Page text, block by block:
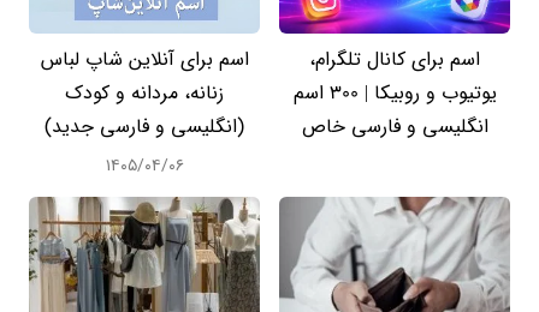
اسم برای کانال تلگرام،
یوتیوب و روبیکا | 300 اسم
انگلیسی و فارسی خاص
اسم برای آنلاین شاپ لباس
زنانه، مردانه و کودک
(انگلیسی و فارسی جدید)
۱۴۰۵/۰۴/۰۶